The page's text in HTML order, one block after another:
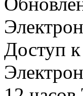
Доступ